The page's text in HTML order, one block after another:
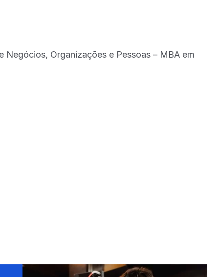
Organizações e Pessoas – MBA em